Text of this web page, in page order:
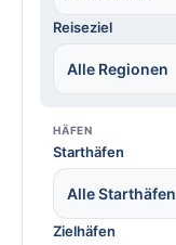
Reiseziel
Alle Regionen
HÄFEN
Starthäfen
Alle Starthäfen
Zielhäfen